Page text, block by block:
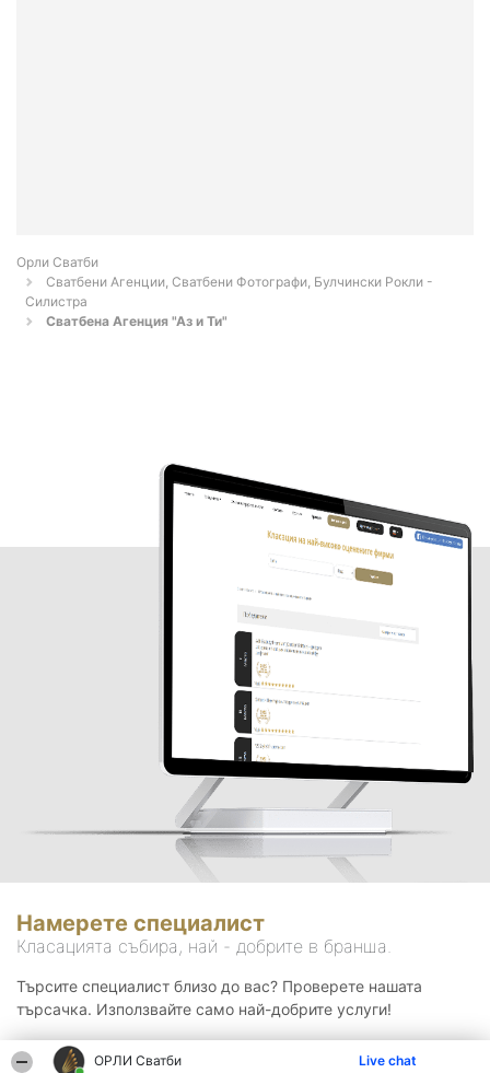
ОРЛИ Сватби Live chat
Орли Сватби
Сватбени Агенции, Сватбени Фотографи, Булчински Рокли -
Силистра
Сватбена Агенция "Аз и Ти"
Намерете специалист
Класацията събира, най - добрите в бранша.
Търсите специалист близо до вас? Проверете нашата
търсачка. Използвайте само най-добрите услуги!